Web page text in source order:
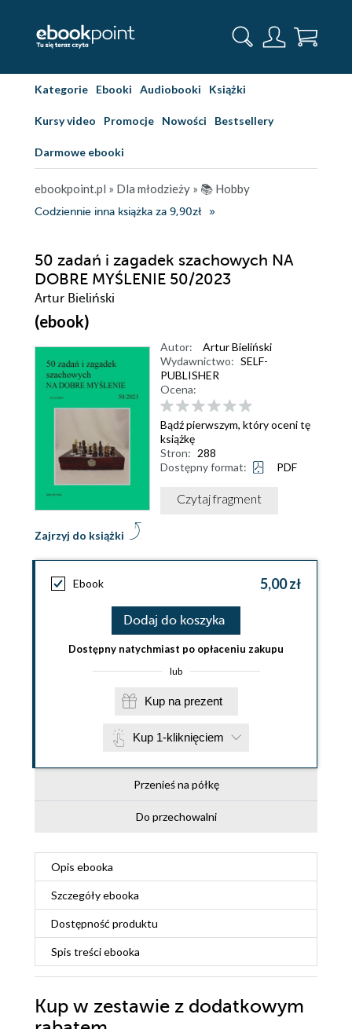
Kategorie Ebooki Audiobooki Książki
Kursy video Promocje Nowości Bestsellery
Darmowe ebooki
ebookpoint.pl » Dla młodzieży » 📚 Hobby
Codziennie inna książka za 9,90zł
50 zadań i zagadek szachowych NA
DOBRE MYŚLENIE 50/2023
Artur Bieliński
(ebook)
Zajrzyj do książki
Autor:
Artur Bieliński
Wydawnictwo: SELF-
PUBLISHER
Ocena:
Bądź pierwszym, który oceni tę
książkę
Stron: 288
Dostępny format:
PDF
Czytaj fragment
Ebook 5,00 zł
Dodaj do koszyka
Dostępny natychmiast po opłaceniu zakupu
lub
Kup na prezent
Kup 1-kliknięciem
Przenieś na półkę
Do przechowalni
Opis ebooka
Szczegółyebooka
Dostępność produktu
Spis treściebooka
Kup w zestawie z dodatkowym